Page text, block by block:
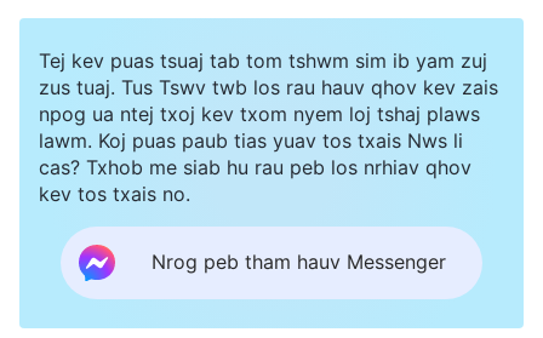
Tej kev puas tsuaj tab tom tshwm sim ib yam zuj
zus tuaj. Tus Tswv twb los rau hauv qhov kev zais
npog ua ntej txoj kev txom nyem loj tshaj plaws
lawm. Koj puas paub tias yuav tos txais Nws li
cas? Txhob me siab hu rau peb los nrhiav qhov
kev tos txais no.
Nrog peb tham hauv Messenger